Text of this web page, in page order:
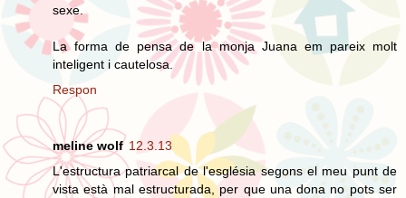
sexe.
La forma de pensa de la monja Juana em pareix molt
inteligent i cautelosa.
Respon
meline wolf 12.3.13
L'estructura patriarcal de l'església segons el meu punt de
vista està mal estructurada, per que una dona no pots ser